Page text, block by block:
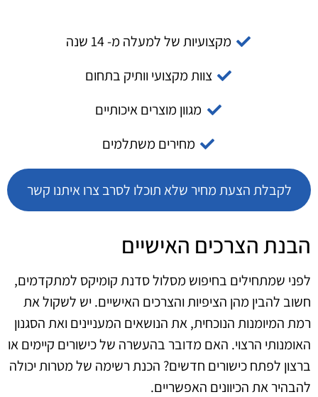
מקצועיות של למעלה מ- 14 שנה
צוות מקצועי וותיק בתחום
מגוון מוצרים איכותיים
מחירים משתלמים
לקבלת הצעת מחיר שלא תוכלו לסרב צרו איתנו קשר
הבנת הצרכים האישיים
לפני שמתחילים בחיפוש מסלול סדנת קומיקס למתקדמים,
חשוב להבין מהן הציפיות והצרכים האישיים. יש לשקול את
רמת המיומנות הנוכחית, את הנושאים המעניינים ואת הסגנון
האומנותי הרצוי. האם מדובר בהעשרה של כישורים קיימים או
ברצון לפתח כישורים חדשים? הכנת רשימה של מטרות יכולה
להבהיר את הכיוונים האפשריים.